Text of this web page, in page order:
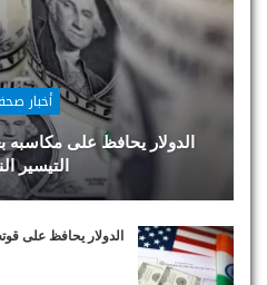
أخبار
الدولار يحافظ على مكاسبه
التيسير
الدولار يحافظ على